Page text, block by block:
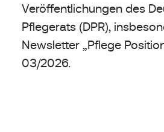
Veröffentlichungen des
Pflegerats (DPR),
Newsletter „Pflege
03/2026.